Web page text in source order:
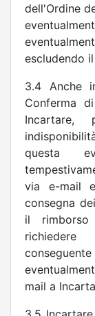
dell'Ordine
escludendo
3.4 Anche
Conferma
Incartare,
questa
via e-mail
consegna
il
richiedere
mail a